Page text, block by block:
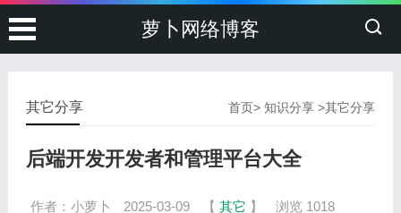
萝卜网络博客
首页>知识分享 >其它分享
其它分享
后端开发开发者和管理平台大全
作者：小萝卜 2025-03-09 【 其它 】 浏览 1018